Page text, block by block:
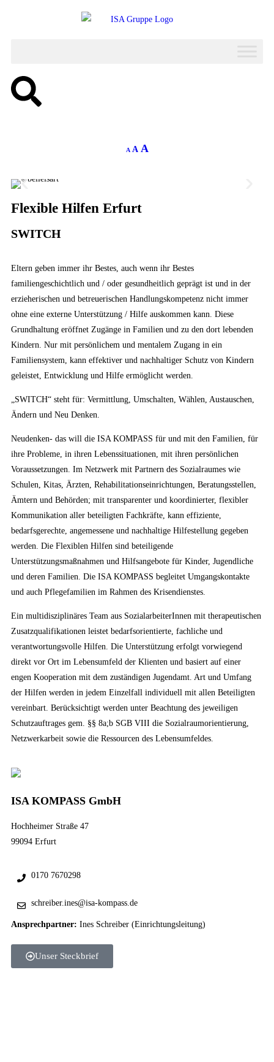
A A A
Flexible Hilfen Erfurt
SWITCH
Eltern geben immer ihr Bestes, auch wenn ihr Bestes
familiengeschichtlich und / oder gesundheitlich geprägt ist und in der
erzieherischen und betreuerischen Handlungskompetenz nicht immer
ohne eine externe Unterstützung / Hilfe auskommen kann. Diese
Grundhaltung eröffnet Zugänge in Familien und zu den dort lebenden
Kindern. Nur mit persönlichem und mentalem Zugang in ein
Familiensystem, kann effektiver und nachhaltiger Schutz von Kindern
geleistet, Entwicklung und Hilfe ermöglicht werden.
„SWITCH“ steht für: Vermittlung, Umschalten, Wählen, Austauschen,
Ändern und Neu Denken.
Neudenken- das will die ISA KOMPASS für und mit den Familien, für
ihre Probleme, in ihren Lebenssituationen, mit ihren persönlichen
Voraussetzungen. Im Netzwerk mit Partnern des Sozialraumes wie
Schulen, Kitas, Ärzten, Rehabilitationseinrichtungen, Beratungsstellen,
Ämtern und Behörden; mit transparenter und koordinierter, flexibler
Kommunikation aller beteiligten Fachkräfte, kann effiziente,
bedarfsgerechte, angemessene und nachhaltige Hilfestellung gegeben
werden. Die Flexiblen Hilfen sind beteiligende
Unterstützungsmaßnahmen und Hilfsangebote für Kinder, Jugendliche
und deren Familien. Die ISA KOMPASS begleitet Umgangskontakte
und auch Pflegefamilien im Rahmen des Krisendienstes.
Ein multidisziplinäres Team aus SozialarbeiterInnen mit therapeutischen
Zusatzqualifikationen leistet bedarfsorientierte, fachliche und
verantwortungsvolle Hilfen. Die Unterstützung erfolgt vorwiegend
direkt vor Ort im Lebensumfeld der Klienten und basiert auf einer
engen Kooperation mit dem zuständigen Jugendamt. Art und Umfang
der Hilfen werden in jedem Einzelfall individuell mit allen Beteiligten
vereinbart. Berücksichtigt werden unter Beachtung des jeweiligen
Schutzauftrages gem. §§ 8a;b SGB VIII die Sozialraumorientierung,
Netzwerkarbeit sowie die Ressourcen des Lebensumfeldes.
ISA KOMPASS GmbH
Hochheimer Straße 47
99094 Erfurt
0170 7670298
schreiber.ines@isa-kompass.de
Ansprechpartner: Ines Schreiber (Einrichtungsleitung)
Unser Steckbrief